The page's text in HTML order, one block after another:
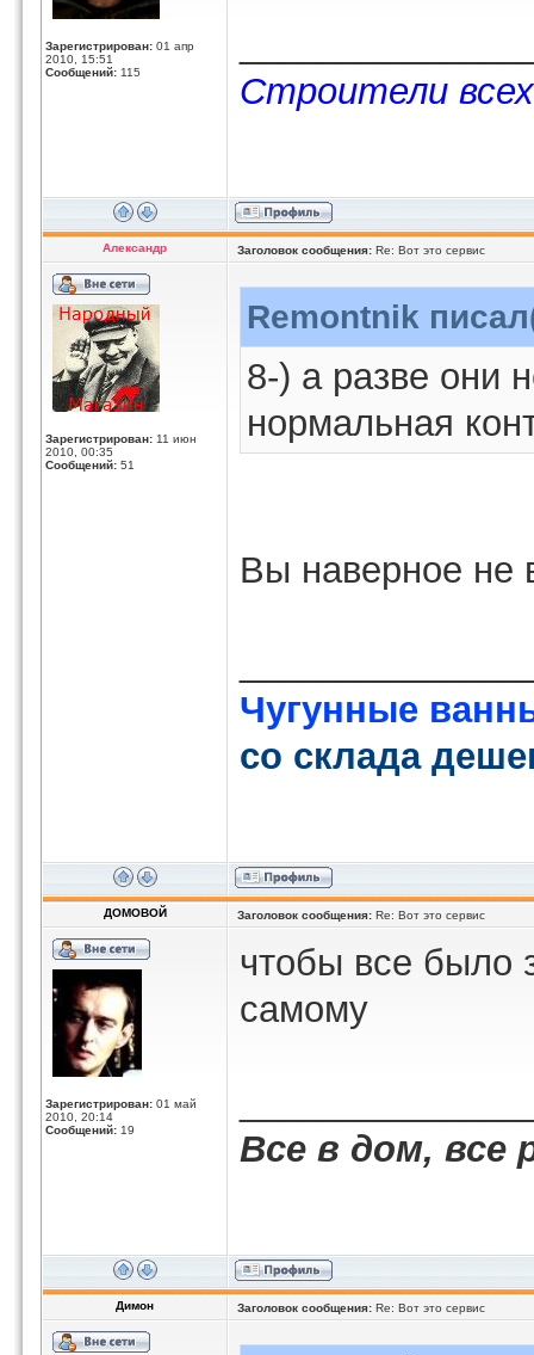
Зарегистрирован: 01 апр
2010, 15:51
Сообщений: 115
Строители
Александр Заголовок сообщения: Re: Вот это сервис
Зарегистрирован: 11 июн
2010, 00:35
Сообщений: 51
Remontnik
8-) а разве они
нормальная
Вы наверное не
Чугунные
со склада
ДОМОВОЙ Заголовок сообщения: Re: Вот это сервис
Зарегистрирован: 01 май
2010, 20:14
Сообщений: 19
чтобы все было
самому
Все в дом, все
Димон Заголовок сообщения: Re: Вот это сервис